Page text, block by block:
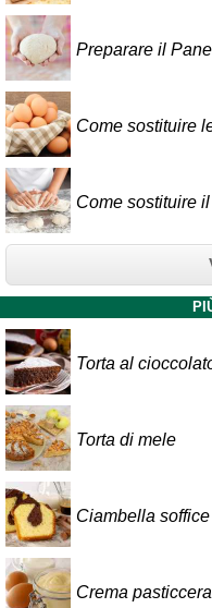
Preparare il
Come sostituire
Come sostituire
Torta al
Torta di mele
Ciambella
Crema